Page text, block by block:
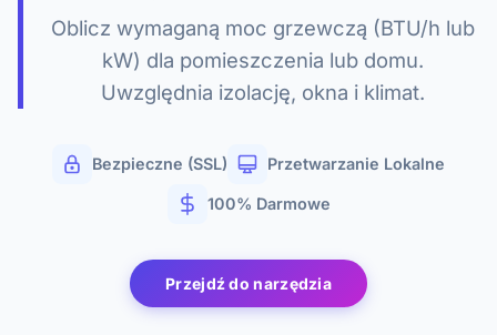
Oblicz wymaganą moc grzewczą (BTU/h lub
kW) dla pomieszczenia lub domu.
Uwzględnia izolację, okna i klimat.
Bezpieczne (SSL) Przetwarzanie Lokalne
100% Darmowe
Przejdź do narzędzia